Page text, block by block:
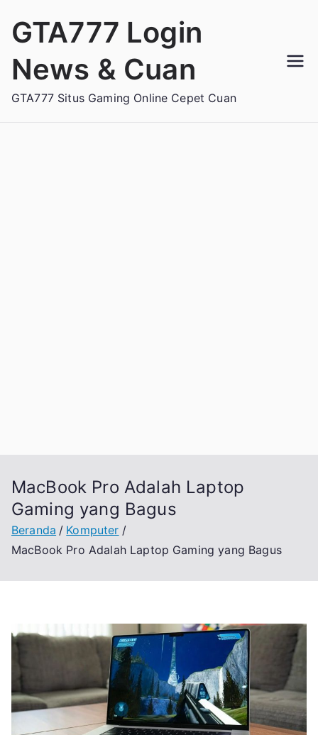
GTA777 Login
News & Cuan
GTA777 Situs Gaming Online Cepet Cuan
MacBook Pro Adalah Laptop
Gaming yang Bagus
Beranda
Komputer
MacBook Pro Adalah Laptop Gaming yang Bagus